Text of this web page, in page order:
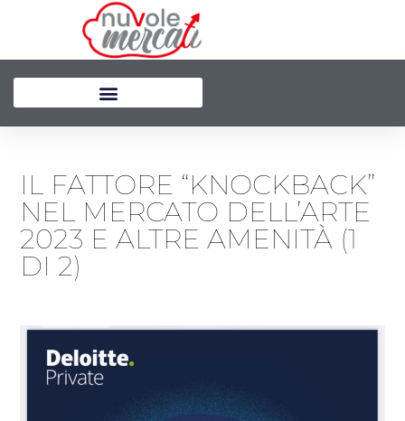
IL FATTORE “KNOCKBACK”
NEL MERCATO DELL’ARTE
2023 E ALTRE AMENITÀ (1
DI 2)